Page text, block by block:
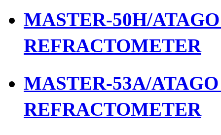
MASTER-50H/
REFRACTOMETER
MASTER-53A/
REFRACTOMETER